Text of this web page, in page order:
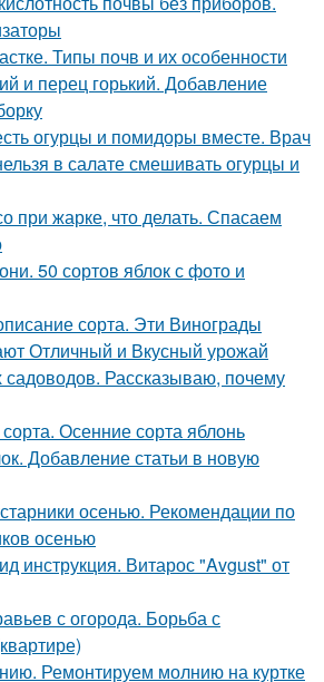
Типы почв и их особенности
и перец горький. Добавление
огурцы и помидоры вместе. Врач
в салате смешивать огурцы и
при жарке, что делать. Спасаем
50 сортов яблок с фото и
сорта. Эти Винограды
Отличный и Вкусный урожай
Рассказываю, почему
Осенние сорта яблонь
Добавление статьи в новую
осенью. Рекомендации по
осенью
инструкция. Витарос "Avgust" от
с огорода. Борьба с
Ремонтируем молнию на куртке